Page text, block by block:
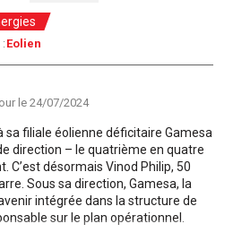
Eolien
le 24/07/2024
sa filiale éolienne déficitaire Gamesa
direction – le quatrième en quatre
C’est désormais Vinod Philip, 50
Sous sa direction, Gamesa, la
intégrée dans la structure de
sur le plan opérationnel.